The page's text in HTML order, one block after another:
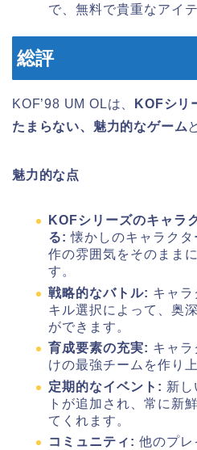
で、無料で貴重なアイ
総評
KOF’98 UM OLは、
KOFシリ
たまらない、魅力的なゲーム
魅力的な点
KOFシリーズのキャラ
る: 懐かしのキャラク
作の雰囲気をそのまま
す。
戦略的なバトル: キャラ
キル選択によって、奥
ができます。
育成要素の充実: キャ
けの最強チームを作り
定期的なイベント: 新し
トが追加され、常に新
てくれます。
コミュニティ: 他のプレ